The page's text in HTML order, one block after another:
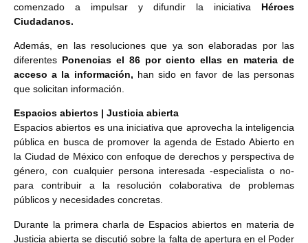
comenzado a impulsar y difundir la iniciativa Héroes
Ciudadanos.
Además, en las resoluciones que ya son elaboradas por las
diferentes Ponencias el 86 por ciento ellas en materia de
acceso a la información, han sido en favor de las personas
que solicitan información.
Espacios abiertos | Justicia abierta
Espacios abiertos es una iniciativa que aprovecha la inteligencia
pública en busca de promover la agenda de Estado Abierto en
la Ciudad de México con enfoque de derechos y perspectiva de
género, con cualquier persona interesada -especialista o no-
para contribuir a la resolución colaborativa de problemas
públicos y necesidades concretas.
Durante la primera charla de Espacios abiertos en materia de
Justicia abierta se discutió sobre la falta de apertura en el Poder